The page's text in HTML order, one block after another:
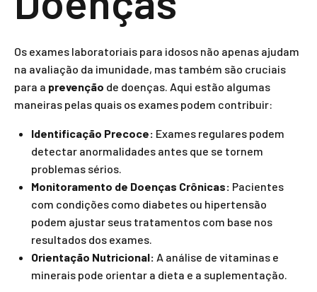
Os exames laboratoriais para idosos não apenas ajudam
na avaliação da imunidade, mas também são cruciais
para a prevenção de doenças. Aqui estão algumas
maneiras pelas quais os exames podem contribuir:
Identificação Precoce: Exames regulares podem
detectar anormalidades antes que se tornem
problemas sérios.
Monitoramento de Doenças Crônicas: Pacientes
com condições como diabetes ou hipertensão
podem ajustar seus tratamentos com base nos
resultados dos exames.
Orientação Nutricional: A análise de vitaminas e
minerais pode orientar a dieta e a suplementação.